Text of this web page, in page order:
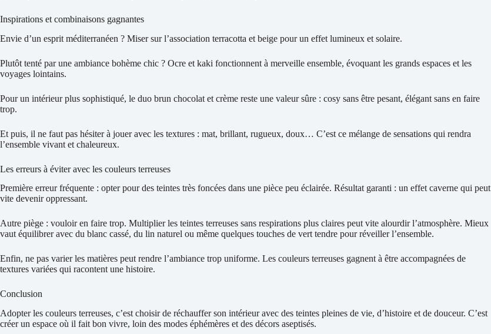
Inspirations et combinaisons gagnantes
Envie d’un esprit méditerranéen ? Miser sur l’association terracotta et beige pour un effet lumineux et solaire.
Plutôt tenté par une ambiance bohème chic ? Ocre et kaki fonctionnent à merveille ensemble, évoquant les grands espaces et les
voyages lointains.
Pour un intérieur plus sophistiqué, le duo brun chocolat et crème reste une valeur sûre : cosy sans être pesant, élégant sans en faire
trop.
Et puis, il ne faut pas hésiter à jouer avec les textures : mat, brillant, rugueux, doux… C’est ce mélange de sensations qui rendra
l’ensemble vivant et chaleureux.
Les erreurs à éviter avec les couleurs terreuses
Première erreur fréquente : opter pour des teintes très foncées dans une pièce peu éclairée. Résultat garanti : un effet caverne qui peut
vite devenir oppressant.
Autre piège : vouloir en faire trop. Multiplier les teintes terreuses sans respirations plus claires peut vite alourdir l’atmosphère. Mieux
vaut équilibrer avec du blanc cassé, du lin naturel ou même quelques touches de vert tendre pour réveiller l’ensemble.
Enfin, ne pas varier les matières peut rendre l’ambiance trop uniforme. Les couleurs terreuses gagnent à être accompagnées de
textures variées qui racontent une histoire.
Conclusion
Adopter les couleurs terreuses, c’est choisir de réchauffer son intérieur avec des teintes pleines de vie, d’histoire et de douceur. C’est
créer un espace où il fait bon vivre, loin des modes éphémères et des décors aseptisés.